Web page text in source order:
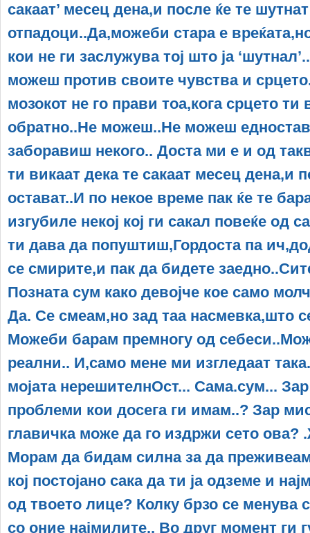
сакаат’ месец дена,и после ќе те
отпадоци..Да,можеби стара е
кои не ги заслужува тој што ја
можеш против своите чувства и
мозокот не го прави тоа,кога срцето
обратно..Не можеш..Не можеш
заборавиш некого.. Доста ми е и од
ти викаат дека те сакаат месец дена,и
остават..И по некое време пак ќе те
изгубиле некој кој ги сакал повеќе од
ти дава да попуштиш,Гордоста па
се смирите,и пак да бидете
Позната сум како девојче кое само
Да. Се смеам,но зад таа насмевка,што
Можеби барам премногу од
реални.. И,само мене ми изгледаат
мојата нерешителнОст... Сама.сум...
проблеми кои досега ги имам..? Зар
главичка може да го издржи сето
Мoрам да бидам силна за да
кој постојано сака да ти ја одземе и
од твоето лице? Колку брзо се менува
со оние најмилите.. Во друг момент